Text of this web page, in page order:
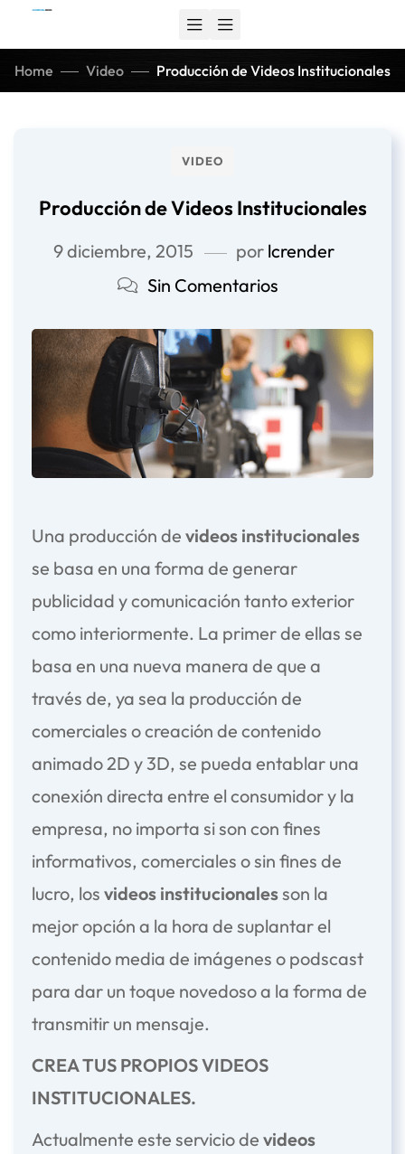
Home Video Producción de Videos Institucionales
VIDEO
Producción de Videos Institucionales
9 diciembre, 2015 por lcrender
Sin Comentarios
Una producción de videos institucionales
se basa en una forma de generar
publicidad y comunicación tanto exterior
como interiormente. La primer de ellas se
basa en una nueva manera de que a
través de, ya sea la producción de
comerciales o creación de contenido
animado 2D y 3D, se pueda entablar una
conexión directa entre el consumidor y la
empresa, no importa si son con fines
informativos, comerciales o sin fines de
lucro, los videos institucionalesson la
mejor opción a la hora de suplantar el
contenido media de imágenes o podscast
para dar un toque novedoso a la forma de
transmitir un mensaje.
CREA TUS PROPIOS VIDEOS
INSTITUCIONALES.
Actualmente este servicio de videos